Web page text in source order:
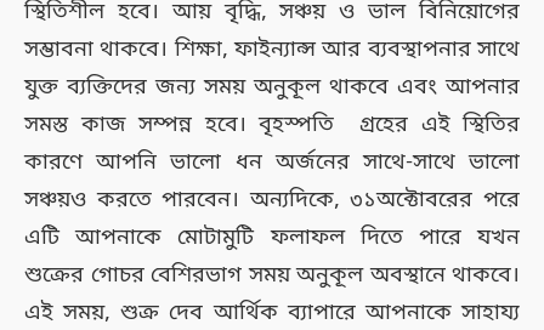
স্থিতিশীল হবে। আয় বৃদ্ধি, সঞ্চয় ও ভাল বিনিয়োগের
সম্ভাবনা থাকবে। শিক্ষা, ফাইন্যান্স আর ব্যবস্থাপনার সাথে
যুক্ত ব্যক্তিদের জন্য সময় অনুকূল থাকবে এবং আপনার
সমস্ত কাজ সম্পন্ন হবে। বৃহস্পতি গ্রহের এই স্থিতির
কারণে আপনি ভালো ধন অর্জনের সাথে-সাথে ভালো
সঞ্চয়ও করতে পারবেন। অন্যদিকে, ৩১অক্টোবরের পরে
এটি আপনাকে মোটামুটি ফলাফল দিতে পারে যখন
শুক্রের গোচর বেশিরভাগ সময় অনুকূল অবস্থানে থাকবে।
এই সময়, শুক্র দেব আর্থিক ব্যাপারে আপনাকে সাহায্য